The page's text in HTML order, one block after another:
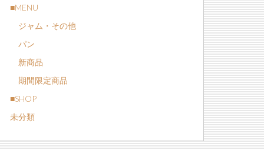
■MENU
ジャム・その他
パン
新商品
期間限定商品
■SHOP
未分類